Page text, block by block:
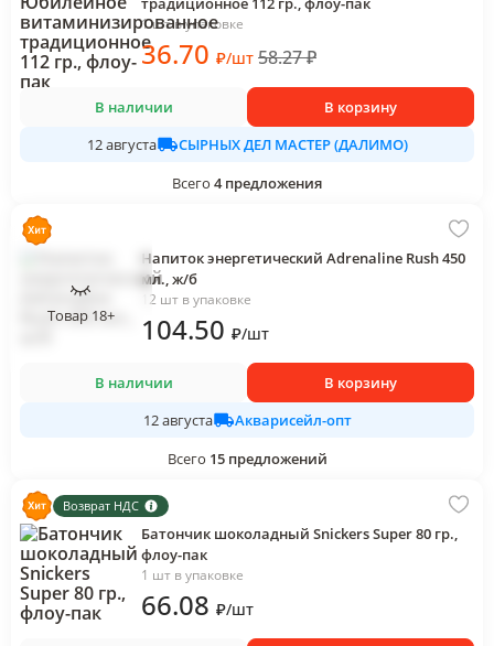
1 шт в упаковке
36.70 ₽/шт 58.27₽
В наличии
В корзину
12 августа
СЫРНЫХ ДЕЛ МАСТЕР (ДАЛИМО)
Всего 4 предложения
Товар 18+
Напиток энергетический Adrenaline Rush 450
мл., ж/б
12 шт в упаковке
104.50 ₽/шт
В наличии
В корзину
12 августа
Акварисейл-опт
Всего 15 предложений
Возврат НДС
Батончик шоколадный Snickers Super 80 гр.,
флоу-пак
1 шт в упаковке
66.08 ₽/шт